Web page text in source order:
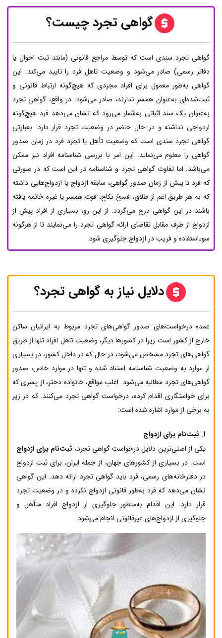
گواهی تجرد چیست؟
گواهی تجرد سندی است که توسط مراجع قانونی (مانند ثبت احوال یا
دفاتر رسمی) صادر می‌شود و وضعیت تاهل فرد را تایید می‌کند. این
گواهی به‌طور معمول برای افراد مجردی که هیچ‌گونه ارتباط قانونی و
ثبت‌شده‌ای به‌عنوان همسر ندارند، صادر می‌شود. در واقع، گواهی تجرد
به‌عنوان یک سند اثباتی به‌شمار می‌رود که نشان می‌دهد فرد هیچ‌گونه
ازدواجی نداشته و در حال حاضر در وضعیت تجرد قرار دارد. بعبارتی
گواهی تجرد سندی است که وضعیت تأهل یا تجرد فرد در زمان صدور
گواهی را معلوم می‌نماید. این امر با بررسی شناسنامه افراد نیز ممکن
می‌باشد. اما تفاوت گواهی تجرد و شناسنامه در این است که در صورتی
که فرد تا پیش از زمان صدور گواهی، سابقه ازدواج یا ازدواج‌هایی داشته
که به هر طریق اعم از طلاق، فسخ نکاح، فوت همسر یا غیره خاتمه یافته
باشند در این گواهی درج می‌گردد. از این رو، بسیاری از افراد پیش از
ازدواج از طرف مقابل تقاضای ارائه گواهی تجرد را می‌نمایند تا از هرگونه
سوءاستفاده و فریب در ازدواج جلوگیری شود.
دلایل نیاز به گواهی تجرد؟
عمده درخواست‌های صدور گواهی‌های تجرد مربوط به ایرانیان ساکن
خارج از کشور است زیرا در کشورها دیگر، وضعیت تاهل افراد تنها از طریق
گواهی‌های تجرد مشخص می‌شود، در حال که در داخل کشور، در بسیاری
از موارد به وضعیت شناسنامه استناد شده و تنها در موارد خاص، صدور
گواهی‌های تجرد مطالبه می‌شود. اغلب مواقع، خانواده دختر، از پسری که
برای خواستگاری اقدام کرده، درخواست گواهی تجرد می‌کنند. که در زیر
به برخی از موارد اشاره شده است:
1. ثبت‌نام برای ازدواج
یکی از اصلی‌ترین دلایل درخواست گواهی تجرد، ثبت‌نام برای ازدواج
است. در بسیاری از کشورهای جهان، از جمله ایران، برای ثبت ازدواج
در دفترخانه‌های رسمی، فرد باید گواهی تجرد ارائه دهد. این گواهی
نشان می‌دهد که فرد به‌طور قانونی ازدواج نکرده و در وضعیت تجرد
قرار دارد. این اقدام به‌منظور جلوگیری از ازدواج افراد متأهل و
جلوگیری از ازدواج‌های غیرقانونی انجام می‌شود.